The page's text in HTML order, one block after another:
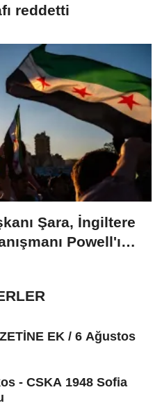
reddetti
Şara, İngiltere
Powell'ı
EK / 6 Ağustos
- CSKA 1948 Sofia